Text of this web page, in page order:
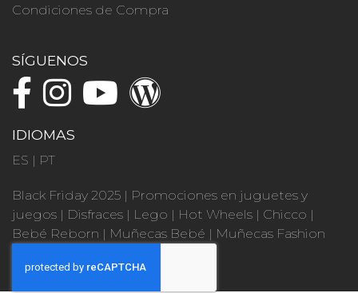
Condiciones de Compra
SÍGUENOS
IDIOMAS
ES | PT
Black Friday 2025 | Promociones en juguetes y
juegos | Disfraces | Lego | Hot Wheels | Chicco |
Bebé Reborn | Muñecas Bebé | Muñecas Fashion